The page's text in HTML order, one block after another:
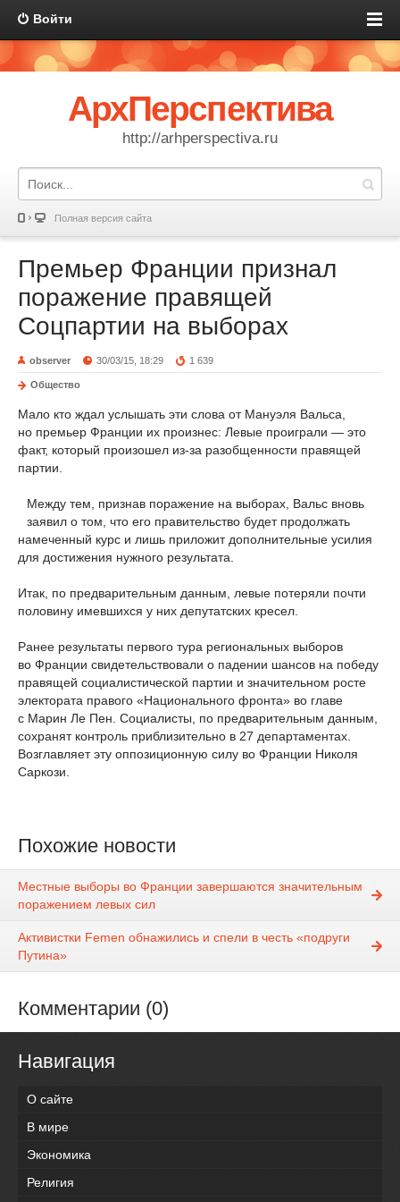
Войти
АрхПерспектива
http://arhperspectiva.ru
Полная версия сайта
Премьер Франции признал
поражение правящей
Соцпартии на выборах
observer 30/03/15, 18:29 1 639
Общество
Мало кто ждал услышать эти слова от Мануэля Вальса,
но премьер Франции их произнес: Левые проиграли — это
факт, который произошел из-за разобщенности правящей
партии.
Между тем, признав поражение на выборах, Вальс вновь
заявил о том, что его правительство будет продолжать
намеченный курс и лишь приложит дополнительные усилия
для достижения нужного результата.
Итак, по предварительным данным, левые потеряли почти
половину имевшихся у них депутатских кресел.
Ранее результаты первого тура региональных выборов
во Франции свидетельствовали о падении шансов на победу
правящей социалистической партии и значительном росте
электората правого «Национального фронта» во главе
с Марин Ле Пен. Социалисты, по предварительным данным,
сохранят контроль приблизительно в 27 департаментах.
Возглавляет эту оппозиционную силу во Франции Николя
Саркози.
Похожие новости
Местные выборы во Франции завершаются значительным
поражением левых сил
Активистки Femen обнажились и спели в честь «подруги
Путина»
Комментарии (0)
Навигация
О сайте
В мире
Экономика
Религия